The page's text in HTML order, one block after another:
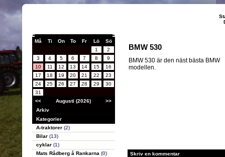
Må Ti On To Fr Lö
Sö
1
2
3
4 5 6 7 8
9
10
11 12 13 14 15
16
17
18 19 20 21 22
23
24
25 26 27 28 29
30
31
<<
Augusti (2026)
>>
Arkiv
Kategorier
A-traktorer (2)
Bilar (13)
cyklar (1)
Mats Rådberg å Rankarna (0)
BMW 530
BMW 530 är den näst bästa BMW
modellen.
Skriv en kommentar